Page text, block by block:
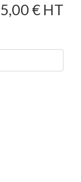
5,00 € HT